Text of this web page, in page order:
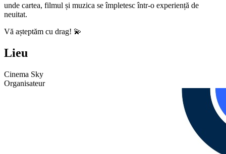
unde cartea, filmul și muzica se împletesc într-o experiență de
neuitat.
Vă așteptăm cu drag! 💫
Lieu
Cinema Sky
Organisateur